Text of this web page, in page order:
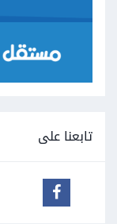
تابعنا على